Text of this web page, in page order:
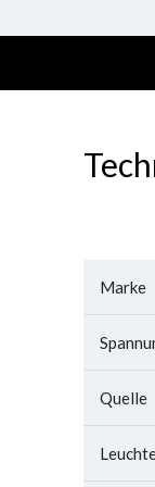
Marke
Quelle